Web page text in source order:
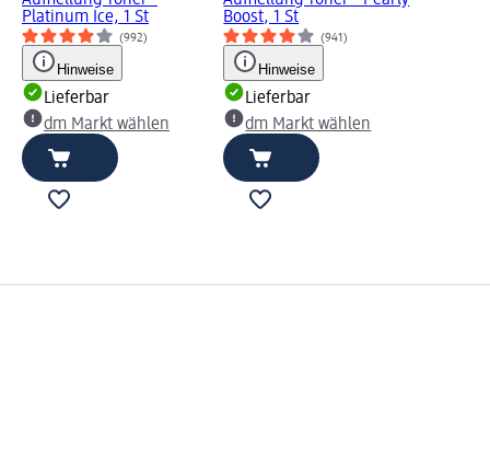
Platinum Ice, 1 St
(992)
Hinweise
Lieferbar
dm Markt wählen
Boost, 1 St
(941)
Hinweise
Lieferbar
dm Markt wählen